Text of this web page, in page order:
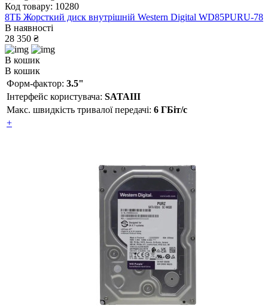
Код товару: 10280
8ТБ Жорсткий диск внутрішній Western Digital WD85PURU-78
В наявності
28 350 ₴
В кошик
В кошик
Форм-фактор: 3.5"
Інтерфейс користувача: SATAIII
Макс. швидкість тривалої передачі: 6 ГБіт/с
+